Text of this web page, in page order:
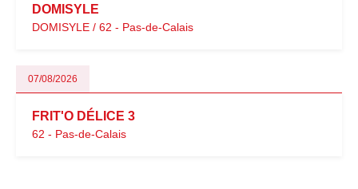
DOMISYLE
DOMISYLE / 62 - Pas-de-Calais
07/08/2026
FRIT'O DÉLICE 3
62 - Pas-de-Calais